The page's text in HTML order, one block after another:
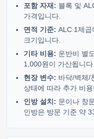
포함 자재: 블록 및
가격입니다.
면적 기준: ALC 1제곱
크기입니다.
기타 비용: 운반비 별
1,000원이 가산됩니다.
현장 변수: 바닥/벽체/
상태에 따라 추가 비
인방 설치: 문이나 창
인방은 방문 기준 약